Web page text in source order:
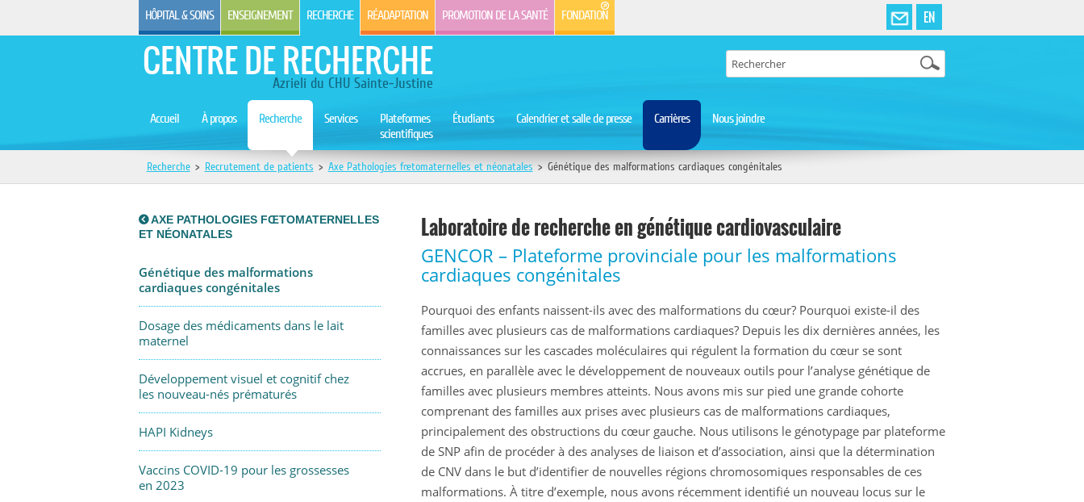
EN
HÔPITAL & SOINS ENSEIGNEMENT RECHERCHE RÉADAPTATION PROMOTION DE LA SANTÉ FONDATION
CENTRE DE RECHERCHE
Azrieli du CHU Sainte-Justine
Accueil À propos Recherche Services
Plateformes
scientifiques
Étudiants Calendrier et salle de presse Carrières Nous joindre
Recherche > Recrutement de patients > Axe Pathologies fœtomaternelles et néonatales > Génétique des malformations cardiaques congénitales
AXE PATHOLOGIES FŒTOMATERNELLES
ET NÉONATALES
Génétique des malformations
cardiaques congénitales
Dosage des médicaments dans le lait
maternel
Développement visuel et cognitif chez
les nouveau-nés prématurés
HAPI Kidneys
Vaccins COVID-19 pour les grossesses
en 2023
Laboratoire de recherche en génétique cardiovasculaire
GENCOR – Plateforme provinciale pour les malformations
cardiaques congénitales
Pourquoi des enfants naissent-ils avec des malformations du cœur? Pourquoi existe-il des
familles avec plusieurs cas de malformations cardiaques? Depuis les dix dernières années, les
connaissances sur les cascades moléculaires qui régulent la formation du cœur se sont
accrues, en parallèle avec le développement de nouveaux outils pour l’analyse génétique de
familles avec plusieurs membres atteints. Nous avons mis sur pied une grande cohorte
comprenant des familles aux prises avec plusieurs cas de malformations cardiaques,
principalement des obstructions du cœur gauche. Nous utilisons le génotypage par plateforme
de SNP afin de procéder à des analyses de liaison et d’association, ainsi que la détermination
de CNV dans le but d’identifier de nouvelles régions chromosomiques responsables de ces
malformations. À titre d’exemple, nous avons récemment identifié un nouveau locus sur le